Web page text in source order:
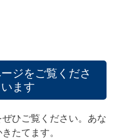
ジをご覧くださ
ます
ひご覧ください。あな
たてます。